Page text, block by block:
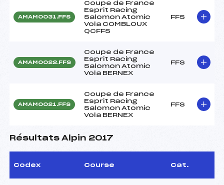
AMAM0031.FFS
Coupe de France
Esprit Racing
Salomon Atomic
Vola COMBLOUX
QCFFS
FFS
AMAM0022.FFS
Coupe de France
Esprit Racing
Salomon Atomic
Vola BERNEX
FFS
AMAM0021.FFS
Coupe de France
Esprit Racing
Salomon Atomic
Vola BERNEX
FFS
Résultats Alpin 2017
Codex Course Cat.